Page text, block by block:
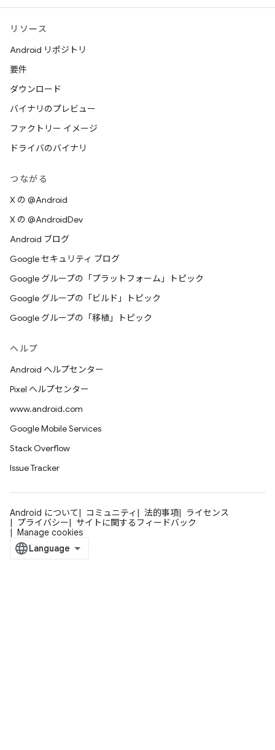
リソース
Android リポジトリ
要件
ダウンロード
バイナリのプレビュー
ファクトリー イメージ
ドライバのバイナリ
つながる
X の @Android
X の @AndroidDev
Android ブログ
Google セキュリティ ブログ
Google グループの「プラットフォーム」トピック
Google グループの「ビルド」トピック
Google グループの「移植」トピック
ヘルプ
Android ヘルプセンター
Pixel ヘルプセンター
www.android.com
Google Mobile Services
Stack Overflow
Issue Tracker
Android について コミュニティ 法的事項
ライセンス
プライバシー
サイトに関するフィードバック
Manage cookies